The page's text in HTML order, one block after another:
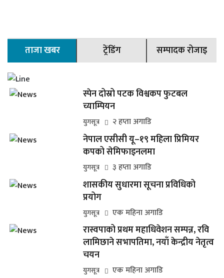
ताजा खबर ट्रेंडिंग सम्पादक रोजाइ
स्पेन दोस्रो पटक विश्वकप फुटबल
च्याम्पियन
युगसूत्र २ हप्ता अगाडि
नेपाल एसीसी यू–१९ महिला प्रिमियर
कपको सेमिफाइनलमा
युगसूत्र ३ हप्ता अगाडि
शासकीय सुधारमा सूचना प्रविधिको
प्रयोग
युगसूत्र एक महिना अगाडि
रास्वपाको प्रथम महाधिवेशन सम्पन्न, रवि
लामिछाने सभापतिमा, नयाँ केन्द्रीय नेतृत्व
चयन
युगसूत्र एक महिना अगाडि